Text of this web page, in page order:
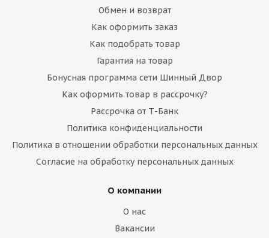
Обмен и возврат
Как оформить заказ
Как подобрать товар
Гарантия на товар
Бонусная программа сети Шинный Двор
Как оформить товар в рассрочку?
Рассрочка от Т-Банк
Политика конфиденциальности
Политика в отношении обработки персональных данных
Согласие на обработку персональных данных
О компании
О нас
Вакансии